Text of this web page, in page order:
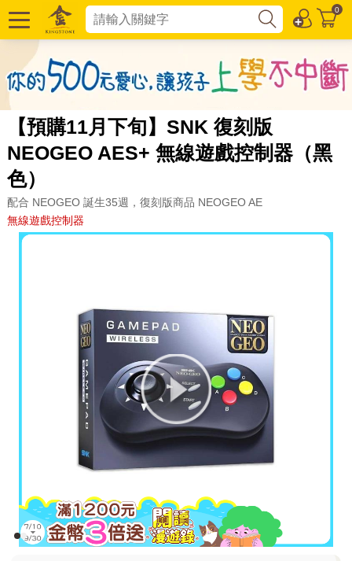
0
【預購11月下旬】SNK 復刻版
NEOGEO AES+ 無線遊戲控制器（黑
色）
配合 NEOGEO 誕生35週，復刻版商品 NEOGEO AE
無線遊戲控制器